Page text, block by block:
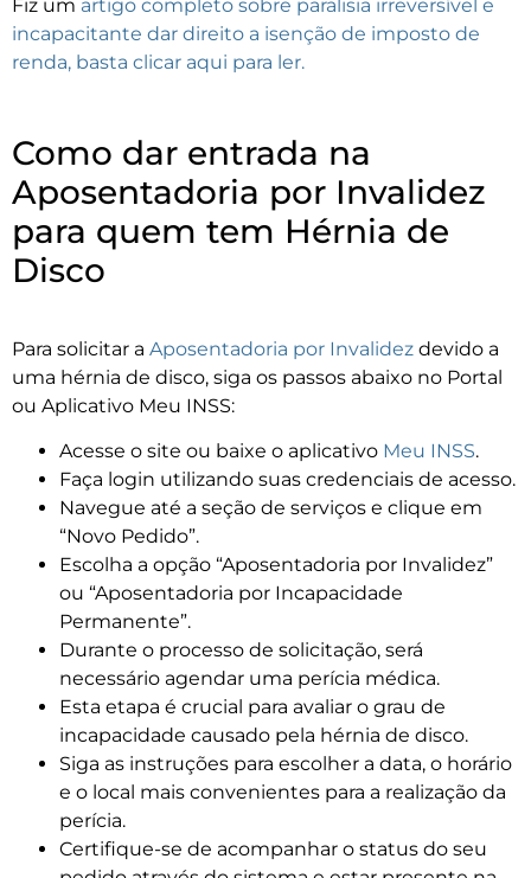
Fiz um artigo completo sobre paralisia irreversível e
incapacitante dar direito a isenção de imposto de
renda, basta clicar aqui para ler.
Como dar entrada na
Aposentadoria por Invalidez
para quem tem Hérnia de
Disco
Para solicitar a Aposentadoria por Invalidez devido a
uma hérnia de disco, siga os passos abaixo no Portal
ou Aplicativo Meu INSS:
Acesse o site ou baixe o aplicativo Meu INSS.
Faça login utilizando suas credenciais de acesso.
Navegue até a seção de serviços e clique em
“Novo Pedido”.
Escolha a opção “Aposentadoria por Invalidez”
ou “Aposentadoria por Incapacidade
Permanente”.
Durante o processo de solicitação, será
necessário agendar uma perícia médica.
Esta etapa é crucial para avaliar o grau de
incapacidade causado pela hérnia de disco.
Siga as instruções para escolher a data, o horário
e o local mais convenientes para a realização da
perícia.
Certifique-se de acompanhar o status do seu